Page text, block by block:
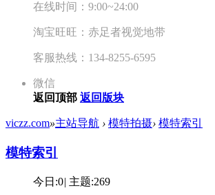
在线时间：9:00~24:00
淘宝旺旺：赤足者视觉地带
客服热线：134-8255-6595
微信
返回顶部 返回版块
viczz.com»主站导航 › 模特拍摄› 模特索引
模特索引
今日:0| 主题:269